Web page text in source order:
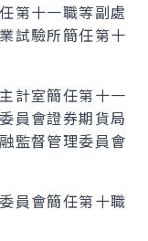
第十一職等副處
試驗所簡任第十
計室簡任第十一
員會證券期貨局
監督管理委員會
員會簡任第十職